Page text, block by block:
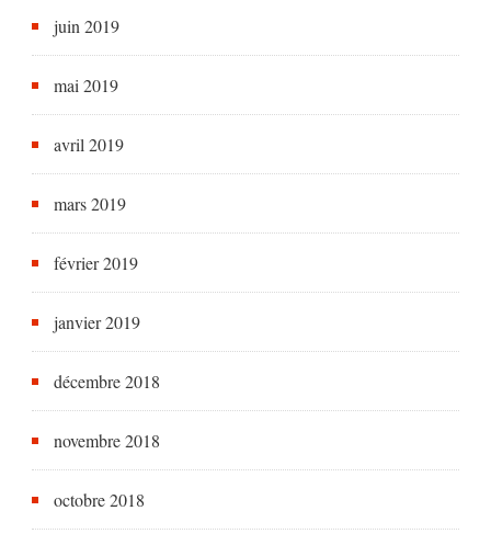
juin 2019
mai 2019
avril 2019
mars 2019
février 2019
janvier 2019
décembre 2018
novembre 2018
octobre 2018